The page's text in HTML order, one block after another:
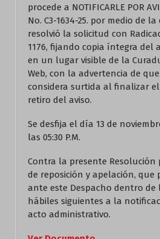
procede a NOTIFICARLE POR
No. C3-1634-25. por medio de
resolvió la solicitud con
1176, fijando copia íntegra del
en un lugar visible de la
Web, con la advertencia de
considera surtida al finalizar
retiro del aviso.
Se desfija el día 13 de
las 05:30 P.M.
Contra la presente Resolución
de reposición y apelación,
ante este Despacho dentro de
hábiles siguientes a la
acto administrativo.